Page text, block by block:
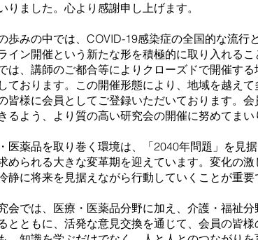
りました。心より感謝申し上げます。
歩みの中では、COVID-19感染症の全国的な流行
イン開催という新たな形を積極的に取り入れる
は、講師のご都合等によりクローズドで開催す
ております。この開催形態により、地域を越え
皆様に会員としてご登録いただいております。
るよう、より質の高い研究会の開催に努めてまい
医薬品を取り巻く環境は、「2040年問題」を見
められる大きな変革期を迎えています。変化の
静に将来を見据えながら行動していくことが重要
会では、医療・医薬品分野に加え、介護・福祉
とともに、活発な意見交換を通じて、会員の皆